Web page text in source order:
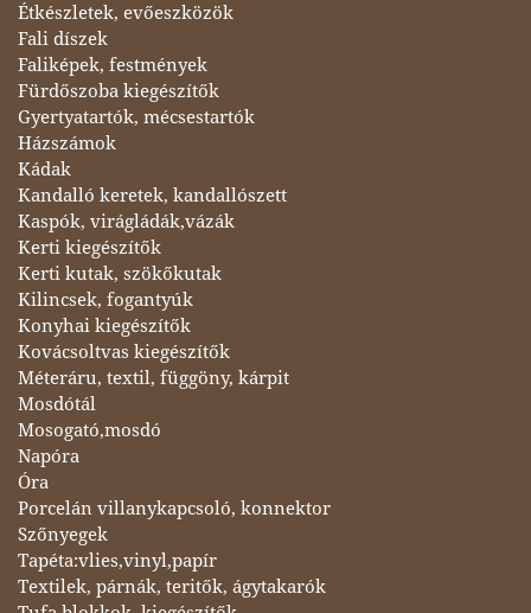
Étkészletek, evőeszközök
Fali díszek
Faliképek, festmények
Fürdőszoba kiegészítők
Gyertyatartók, mécsestartók
Házszámok
Kádak
Kandalló keretek, kandallószett
Kaspók, virágládák,vázák
Kerti kiegészítők
Kerti kutak, szökőkutak
Kilincsek, fogantyúk
Konyhai kiegészítők
Kovácsoltvas kiegészítők
Méteráru, textil, függöny, kárpit
Mosdótál
Mosogató,mosdó
Napóra
Óra
Porcelán villanykapcsoló, konnektor
Szőnyegek
Tapéta:vlies,vinyl,papír
Textilek, párnák, teritők, ágytakarók